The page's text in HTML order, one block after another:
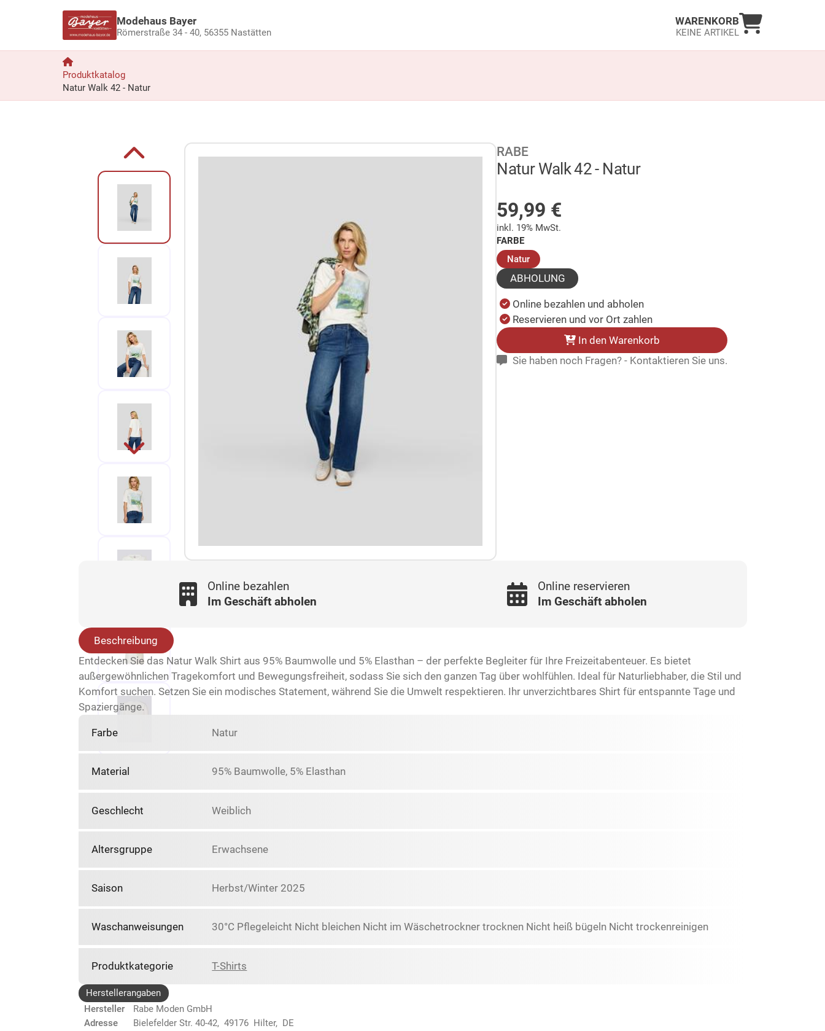
Modehaus Bayer
Römerstraße 34 - 40, 56355 Nastätten
WARENKORB
KEINE ARTIKEL
Warenkorb
Produktkatalog
Natur Walk 42 - Natur
Zur Produktbeschreibung springen RABE
Natur Walk 42 - Natur
59,99 €
inkl. 19% MwSt.
FARBE
Natur(ausgewählt)
ABHOLUNG
Online bezahlen und abholen
Reservieren und vor Ort zahlen
In den Warenkorb
Sie haben noch Fragen? - Kontaktieren Sie uns.
Online bezahlen
Im Geschäft abholen
Online reservieren
Im Geschäft abholen
Beschreibung
Entdecken Sie das Natur Walk Shirt aus 95% Baumwolle und 5% Elasthan – der perfekte Begleiter für Ihre Freizeitabenteuer. Es bietet
außergewöhnlichen Tragekomfort und Bewegungsfreiheit, sodass Sie sich den ganzen Tag über wohlfühlen. Ideal für Naturliebhaber, die Stil und
Komfort suchen. Setzen Sie ein modisches Statement, während Sie die Umwelt respektieren. Ihr unverzichtbares Shirt für entspannte Tage und
Spaziergänge.
Farbe Natur
Material 95% Baumwolle, 5% Elasthan
Geschlecht Weiblich
Altersgruppe Erwachsene
Saison Herbst/Winter 2025
Waschanweisungen 30°C Pflegeleicht Nicht bleichen Nicht im Wäschetrockner trocknen Nicht heiß bügeln Nicht trockenreinigen
Produktkategorie T-Shirts
Herstellerangaben
Hersteller
Rabe Moden GmbH
Adresse
Bielefelder Str. 40-42, 49176 Hilter, DE